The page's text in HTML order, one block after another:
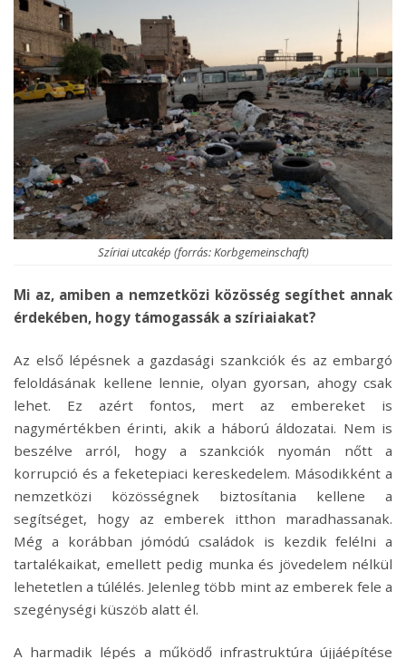
Szíriai utcakép (forrás: Korbgemeinschaft)
Mi az, amiben a nemzetközi közösség segíthet annak
érdekében, hogy támogassák a szíriaiakat?
Az első lépésnek a gazdasági szankciók és az embargó
feloldásának kellene lennie, olyan gyorsan, ahogy csak
lehet. Ez azért fontos, mert az embereket is
nagymértékben érinti, akik a háború áldozatai. Nem is
beszélve arról, hogy a szankciók nyomán nőtt a
korrupció és a feketepiaci kereskedelem. Másodikként a
nemzetközi közösségnek biztosítania kellene a
segítséget, hogy az emberek itthon maradhassanak.
Még a korábban jómódú családok is kezdik felélni a
tartalékaikat, emellett pedig munka és jövedelem nélkül
lehetetlen a túlélés. Jelenleg több mint az emberek fele a
szegénységi küszöb alatt él.
A harmadik lépés a működő infrastruktúra újjáépítése